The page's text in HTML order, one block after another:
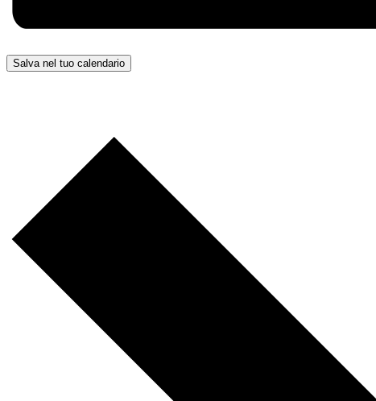
Salva nel tuo calendario